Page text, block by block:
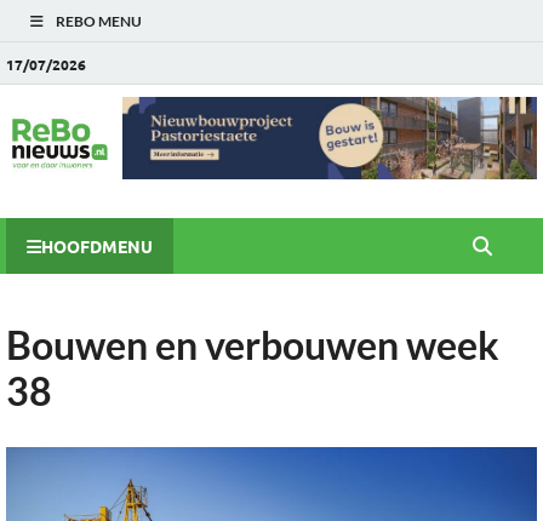
REBO MENU
17/07/2026
HOOFDMENU
Bouwen en verbouwen week
38